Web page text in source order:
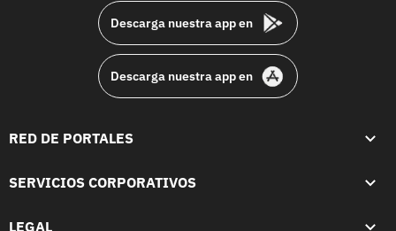
Descarga nuestra app en
Descarga nuestra app en
RED DE PORTALES
SERVICIOS CORPORATIVOS
LEGAL